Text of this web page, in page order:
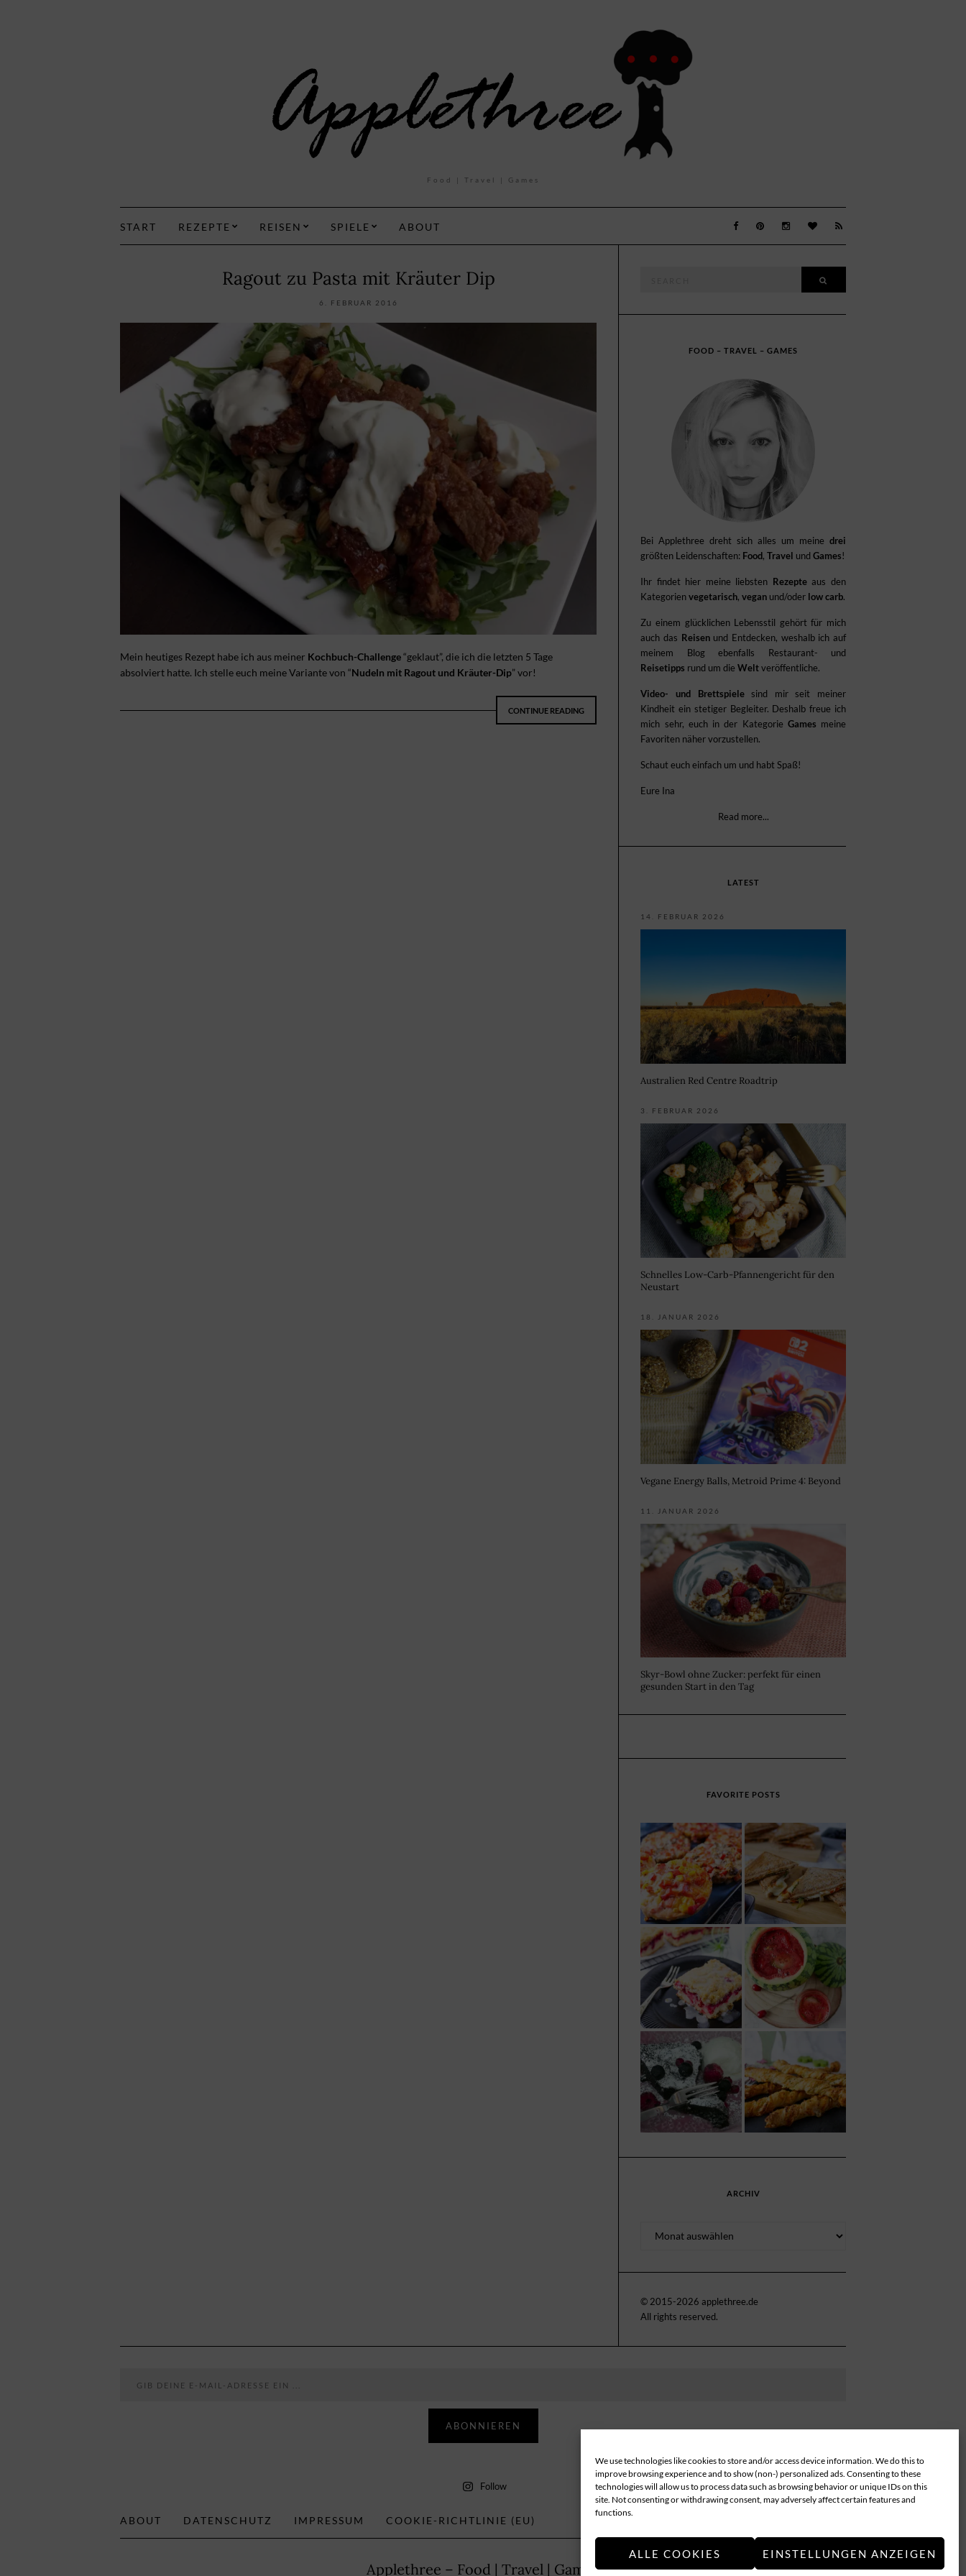
We use technologies like cookies to store and/or access device information. We do this to
improve browsing experience and to show (non-) personalized ads. Consenting to these
technologies will allow us to process data such as browsing behavior or unique IDs on this
site. Not consenting or withdrawing consent, may adversely affect certain features and
functions.
ALLE COOKIES EINSTELLUNGEN ANZEIGEN
Food | Travel | Games
START REZEPTE REISEN SPIELE ABOUT
Ragout zu Pasta mit Kräuter Dip
6. FEBRUAR 2016
Mein heutiges Rezept habe ich aus meiner Kochbuch-Challenge“geklaut”, die ich die letzten 5 Tage
absolviert hatte. Ich stelle euch meine Variante von “Nudeln mit Ragout und Kräuter-Dip” vor!
CONTINUE READING
FOOD – TRAVEL – GAMES
Bei Applethree dreht sich alles um meine drei
größten Leidenschaften: Food,Travel undGames!
Ihr findet hier meine liebsten Rezepteaus den
Kategorienvegetarisch,vegan und/oder low carb.
Zu einem glücklichen Lebensstil gehört für mich
auch das Reisenund Entdecken, weshalb ich auf
meinem Blog ebenfalls Restaurant- und
Reisetipps rund um dieWeltveröffentliche.
Video- und Brettspielesind mir seit meiner
Kindheit ein stetiger Begleiter. Deshalb freue ich
mich sehr, euch in der Kategorie Games meine
Favoriten näher vorzustellen.
Schaut euch einfach um und habt Spaß!
Eure Ina
Read more...
LATEST
14. FEBRUAR 2026
Australien Red Centre Roadtrip
3. FEBRUAR 2026
Schnelles Low-Carb-Pfannengericht für den
Neustart
18. JANUAR 2026
Vegane Energy Balls, Metroid Prime 4: Beyond
11. JANUAR 2026
Skyr-Bowl ohne Zucker: perfekt für einen
gesunden Start in den Tag
FAVORITE POSTS
ARCHIV
© 2015-2026 applethree.de
All rights reserved.
ABONNIEREN
Follow
ABOUT DATENSCHUTZ IMPRESSUM COOKIE-RICHTLINIE (EU)
Applethree – Food | Travel | Games